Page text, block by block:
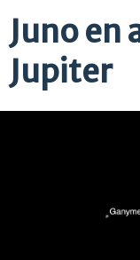
Juno en
Jupiter